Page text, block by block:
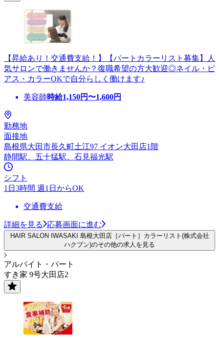
【昇給あり！交通費支給！】【パートカラーリスト募集】人
気サロンで働きませんか？復職希望の方大歓迎◎ネイル・ピ
アス・カラーOKで自分らしく働けます♪
美容師時給1,150円〜1,600円
勤務地
面接地
島根県大田市長久町土江97 イオン大田店1階
静間駅、五十猛駅、石見福光駅
シフト
1日3時間 週1日からOK
交通費支給
詳細を見る 応募画面に進む
HAIR SALON IWASAKI 島根大田店［パート］カラーリスト(株式会社
ハクブン)のその他の求人を見る
アルバイト・パート
すき家 9号大田店2